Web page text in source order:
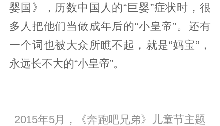
婴国》，历数中国人的“巨婴”症状时，很
多人把他们当做成年后的“小皇帝”。还有
一个词也被大众所瞧不起，就是“妈宝”，
永远长不大的“小皇帝”。
2015年5月，《奔跑吧兄弟》儿童节主题